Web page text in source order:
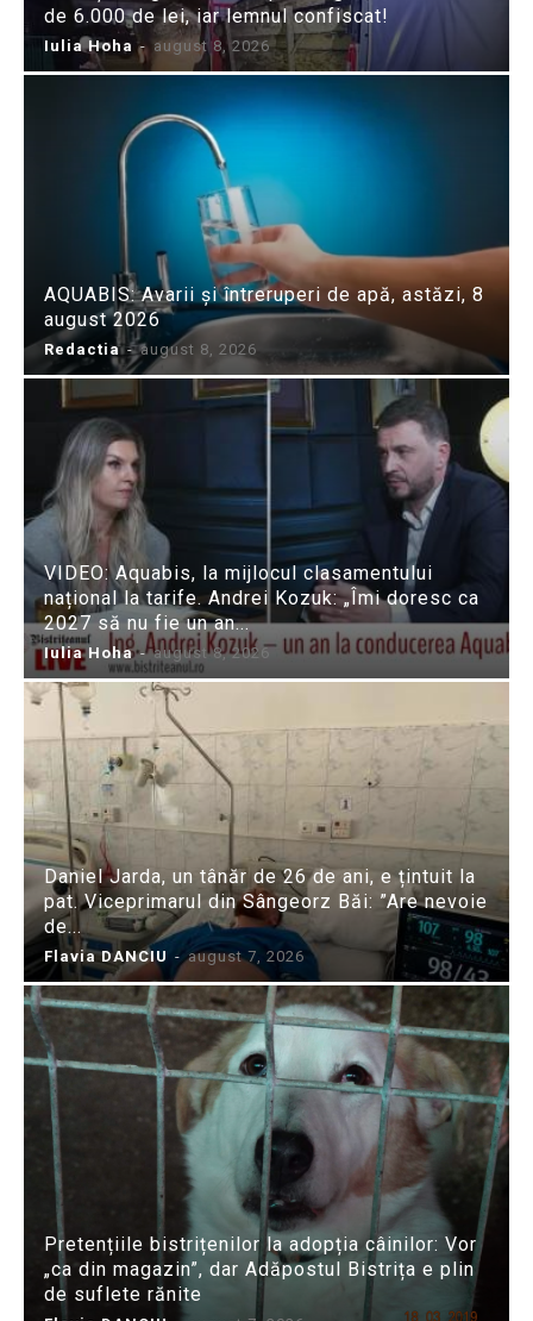
de 6.000 de lei, iar lemnul confiscat!
Iulia Hoha - august 8, 2026
AQUABIS: Avarii și întreruperi de apă, astăzi, 8
august 2026
Redactia - august 8, 2026
VIDEO: Aquabis, la mijlocul clasamentului
național la tarife. Andrei Kozuk: „Îmi doresc ca
2027 să nu fie un an...
Iulia Hoha - august 8, 2026
Daniel Jarda, un tânăr de 26 de ani, e țintuit la
pat. Viceprimarul din Sângeorz Băi: ”Are nevoie
de...
Flavia DANCIU - august 7, 2026
Pretențiile bistrițenilor la adopția câinilor: Vor
„ca din magazin”, dar Adăpostul Bistrița e plin
de suflete rănite